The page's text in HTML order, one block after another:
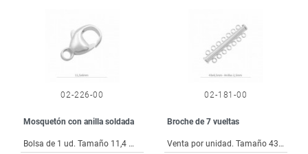
02-226-00
Mosquetón con anilla soldada
Bolsa de 1 ud. Tamaño 11,4 mm. Anilla 2 mm.
02-181-00
Broche de 7 vueltas
Venta por unidad. Tamaño 43x11,8 mm.